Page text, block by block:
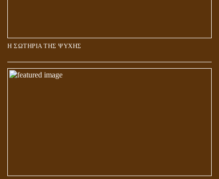
Η ΣΩΤΗΡΙΑ ΤΗΣ ΨΥΧΗΣ